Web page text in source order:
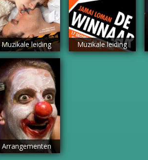
Muzikale leiding Muzikale leiding
Arrangementen